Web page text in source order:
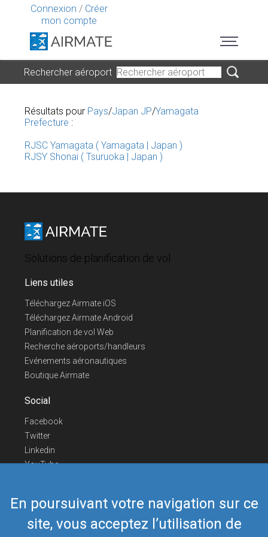
Connexion / Créer
mon compte
En poursuivant votre navigation sur ce
site, vous acceptez l’utilisation de
Rechercher aéroport
Résultats pour Pays/Japan JP/Yamagata
Prefecture :
RJSC Yamagata ( Yamagata | Japan )
RJSY Shonai ( Tsuruoka | Japan )
Solutions de planification de vol
Liens utiles
Téléchargez Airmate iOS
Téléchargez Airmate Android
Planification de vol Web
Recherche aéroports/handleurs
Evénements aéronautiques
Boutique Airmate
Social
Facebook
Twitter
Linkedin
YouTube
Nous contacter
Téléphone Europe+352 26441835